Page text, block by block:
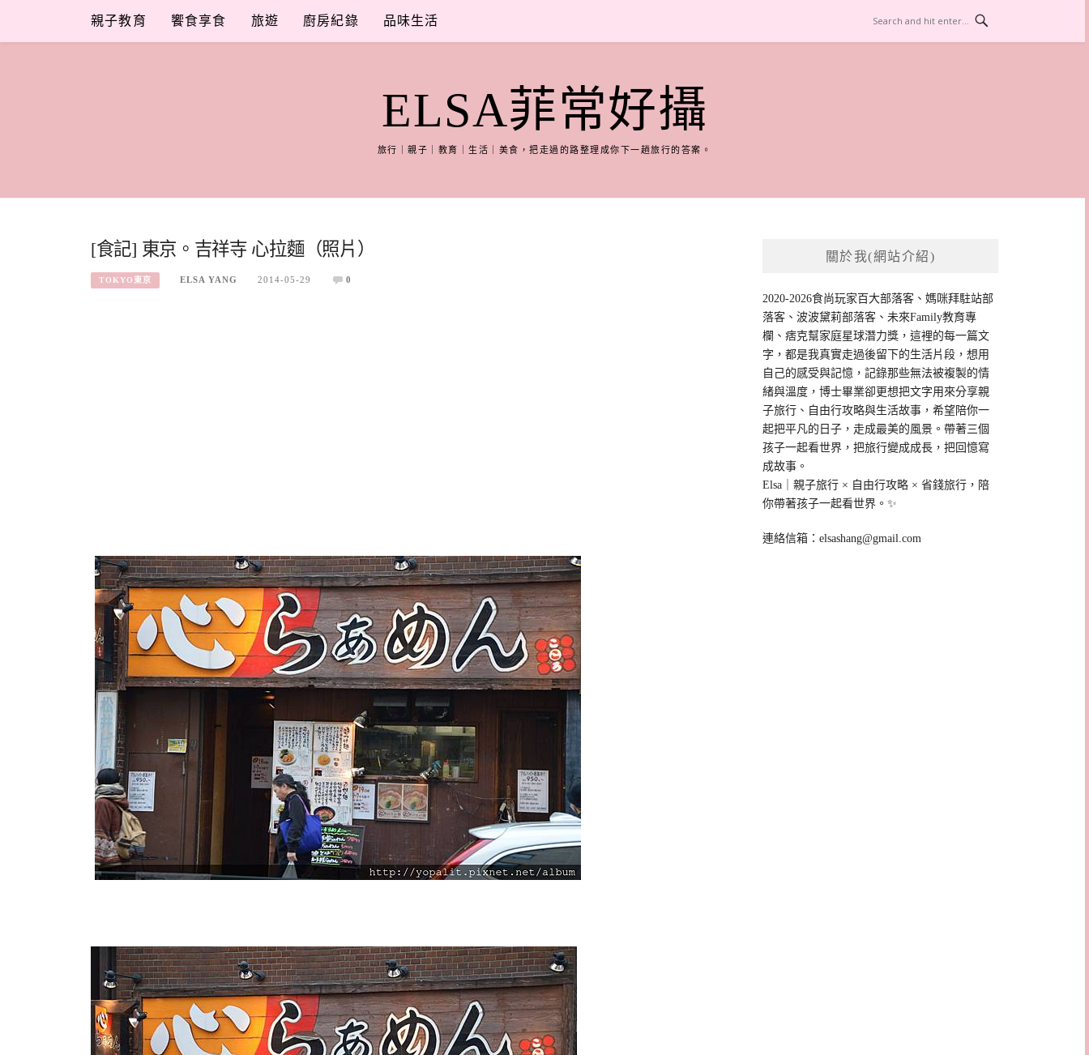
content
親子教育 饗食享食 旅遊 廚房紀錄 品味生活
ELSA菲常好攝
旅行｜親子｜教育｜生活｜美食，把走過的路整理成你下一趟旅行的答案。
[食記] 東京。吉祥寺 心拉麵（照片）
TOKYO東京 ELSA YANG 2014-05-29 0
關於我(網站介紹)
2020-2026食尚玩家百大部落客、媽咪拜駐站部
落客、波波黛莉部落客、未來Family教育專
欄、痞克幫家庭星球潛力獎，這裡的每一篇文
字，都是我真實走過後留下的生活片段，想用
自己的感受與記憶，記錄那些無法被複製的情
緒與溫度，博士畢業卻更想把文字用來分享親
子旅行、自由行攻略與生活故事，希望陪你一
起把平凡的日子，走成最美的風景。帶著三個
孩子一起看世界，把旅行變成成長，把回憶寫
成故事。
Elsa｜親子旅行 × 自由行攻略 × 省錢旅行，陪
你帶著孩子一起看世界。✨
連絡信箱：elsashang@gmail.com